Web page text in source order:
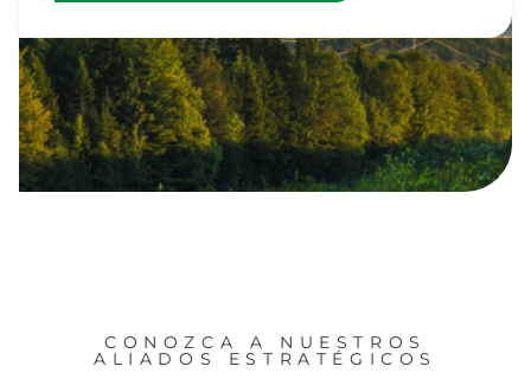
CONOZCA A NUESTROS
ALIADOS ESTRATÉGICOS